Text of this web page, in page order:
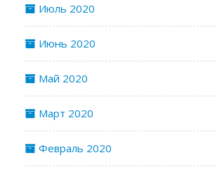
Июль 2020
Июнь 2020
Май 2020
Март 2020
Февраль 2020